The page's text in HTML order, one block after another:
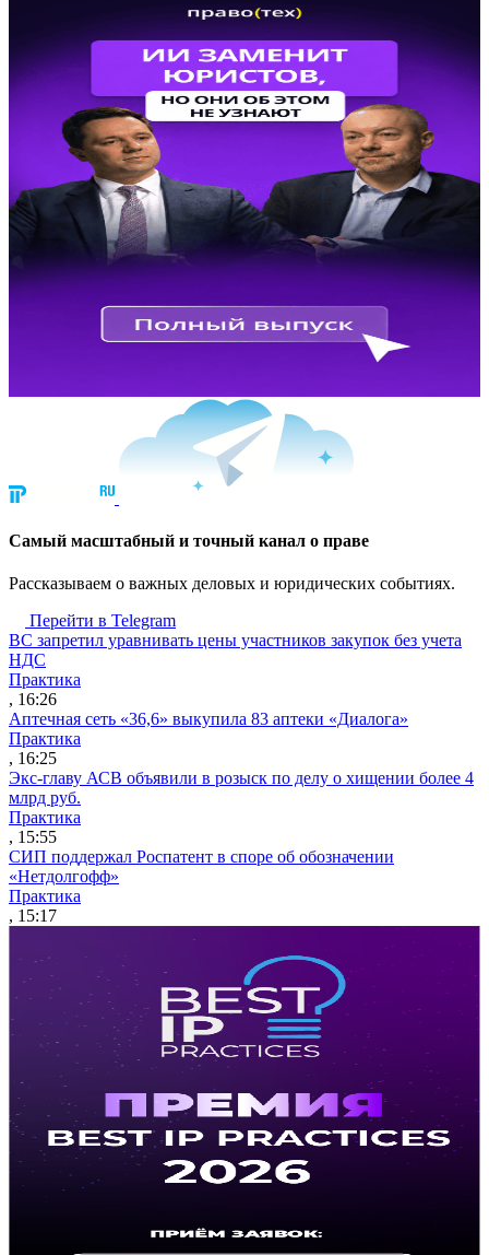
Cамый масштабный и точный канал о праве
Рассказываем о важных деловых и юридических событиях.
Перейти в Telegram
ВС запретил уравнивать цены участников закупок без учета
НДС
Практика
, 16:26
Аптечная сеть «36,6» выкупила 83 аптеки «Диалога»
Практика
, 16:25
Экс-главу АСВ объявили в розыск по делу о хищении более 4
млрд руб.
Практика
, 15:55
СИП поддержал Роспатент в споре об обозначении
«Нетдолгофф»
Практика
, 15:17